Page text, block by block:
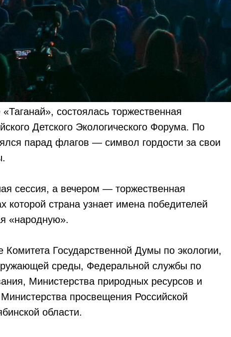
состоялась торжественная
Детского Экологического Форума. По
парад флагов — символ гордости за свои
сессия, а вечером — торжественная
страна узнает имена победителей
«народную».
Государственной Думы по экологии,
среды, Федеральной службы по
Министерства природных ресурсов и
просвещения Российской
области.